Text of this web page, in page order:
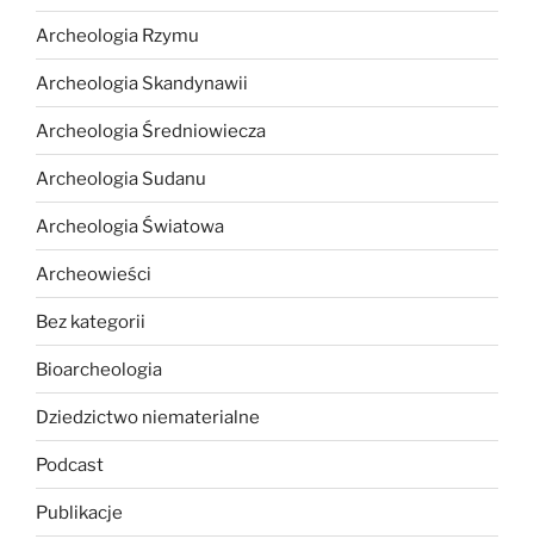
Archeologia Rzymu
Archeologia Skandynawii
Archeologia Średniowiecza
Archeologia Sudanu
Archeologia Światowa
Archeowieści
Bez kategorii
Bioarcheologia
Dziedzictwo niematerialne
Podcast
Publikacje